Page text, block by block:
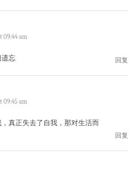
09:44 am
忘 回复
09:45 am
真正失去了自我，那对生活而
回复